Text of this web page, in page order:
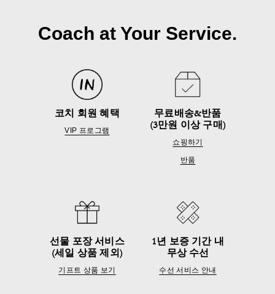
Coach at Your Service.
코치 회원 혜택
VIP 프로그램
무료배송&반품
(3만원 이상 구매)
쇼핑하기
반품
선물 포장 서비스
(세일 상품 제외)
기프트 상품 보기
1년 보증 기간 내
무상 수선
수선 서비스 안내